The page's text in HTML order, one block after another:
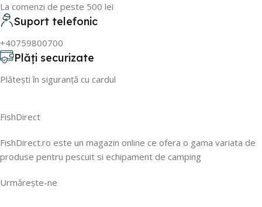
La comenzi de peste 500 lei
Suport telefonic
+40759800700
Plăți securizate
Plătești în siguranță cu cardul
FishDirect
FishDirect.ro este un magazin online ce ofera o gama variata de
produse pentru pescuit si echipament de camping
Urmărește-ne